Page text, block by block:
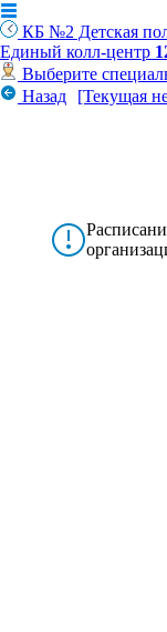
КБ №2 Детская
Единый колл-центр
Выберите
Назад
[Текущая